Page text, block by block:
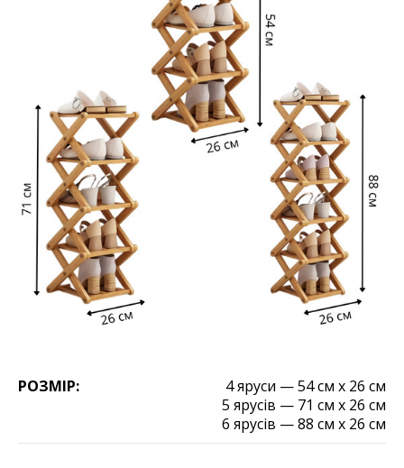
РОЗМІР:
4 яруси — 54 см х 26 см
5 ярусів — 71 см х 26 см
6 ярусів — 88 см х 26 см